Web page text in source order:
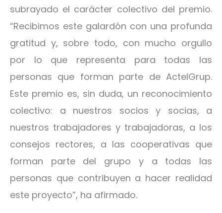
subrayado el carácter colectivo del premio.
“Recibimos este galardón con una profunda
gratitud y, sobre todo, con mucho orgullo
por lo que representa para todas las
personas que forman parte de ActelGrup.
Este premio es, sin duda, un reconocimiento
colectivo: a nuestros socios y socias, a
nuestros trabajadores y trabajadoras, a los
consejos rectores, a las cooperativas que
forman parte del grupo y a todas las
personas que contribuyen a hacer realidad
este proyecto”, ha afirmado.